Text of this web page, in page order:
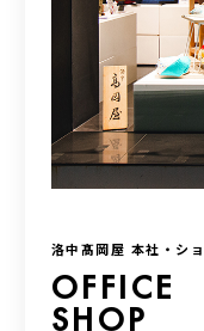
洛中髙岡屋 本社・シ
OFFICE
SHOP